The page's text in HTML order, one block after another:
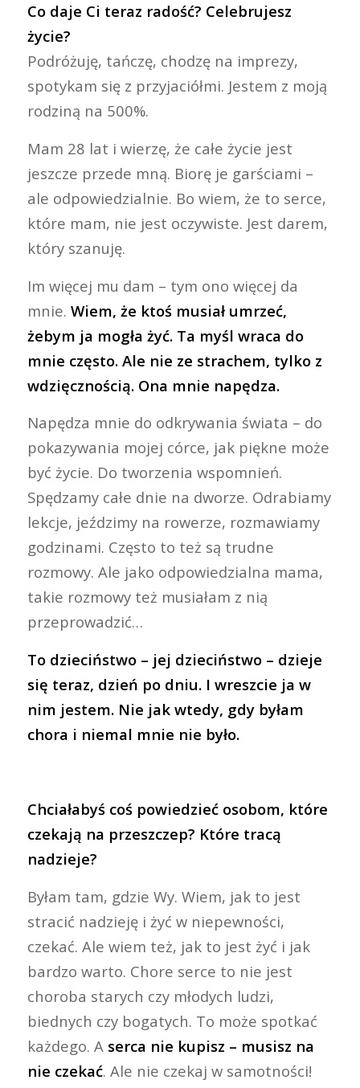
Co daje Ci teraz radość? Celebrujesz
życie?
Podróżuję, tańczę, chodzę na imprezy,
spotykam się z przyjaciółmi. Jestem z moją
rodziną na 500%.
Mam 28 lat i wierzę, że całe życie jest
jeszcze przede mną. Biorę je garściami –
ale odpowiedzialnie. Bo wiem, że to serce,
które mam, nie jest oczywiste. Jest darem,
który szanuję.
Im więcej mu dam – tym ono więcej da
mnie. Wiem, że ktoś musiał umrzeć,
żebym ja mogła żyć. Ta myśl wraca do
mnie często. Ale nie ze strachem, tylko z
wdzięcznością. Ona mnie napędza.
Napędza mnie do odkrywania świata – do
pokazywania mojej córce, jak piękne może
być życie. Do tworzenia wspomnień.
Spędzamy całe dnie na dworze. Odrabiamy
lekcje, jeździmy na rowerze, rozmawiamy
godzinami. Często to też są trudne
rozmowy. Ale jako odpowiedzialna mama,
takie rozmowy też musiałam z nią
przeprowadzić…
To dzieciństwo – jej dzieciństwo – dzieje
się teraz, dzień po dniu. I wreszcie ja w
nim jestem. Nie jak wtedy, gdy byłam
chora i niemal mnie nie było.
Chciałabyś coś powiedzieć osobom, które
czekają na przeszczep? Które tracą
nadzieje?
Byłam tam, gdzie Wy. Wiem, jak to jest
stracić nadzieję i żyć w niepewności,
czekać. Ale wiem też, jak to jest żyć i jak
bardzo warto. Chore serce to nie jest
choroba starych czy młodych ludzi,
biednych czy bogatych. To może spotkać
każdego. A serca nie kupisz – musisz na
nie czekać. Ale nie czekaj w samotności!